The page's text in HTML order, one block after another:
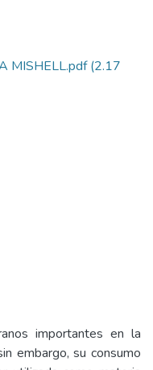
MISHELL.pdf(2.17
importantes en la
embargo, su consumo